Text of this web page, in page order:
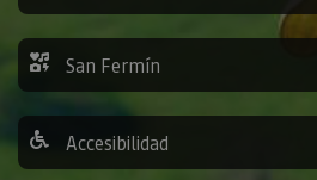
San Fermín
Accesibilidad